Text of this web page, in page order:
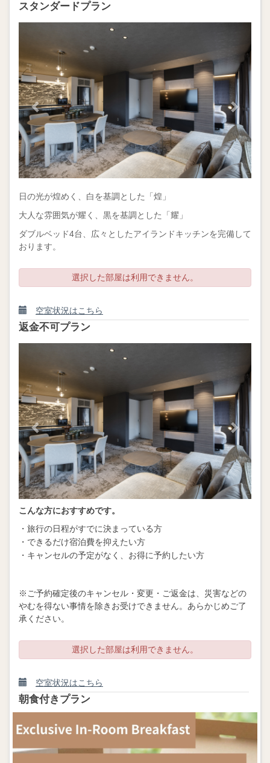
スタンダードプラン
日の光が煌めく、白を基調とした「煌」
大人な雰囲気が耀く、黒を基調とした「耀」
ダブルベッド4台、広々としたアイランドキッチンを完備して
おります。
選択した部屋は利用できません。
空室状況はこちら
返金不可プラン
こんな方におすすめです。
・旅行の日程がすでに決まっている方
・できるだけ宿泊費を抑えたい方
・キャンセルの予定がなく、お得に予約したい方
※ご予約確定後のキャンセル・変更・ご返金は、災害などの
やむを得ない事情を除きお受けできません。あらかじめご了
承ください。
選択した部屋は利用できません。
空室状況はこちら
朝食付きプラン